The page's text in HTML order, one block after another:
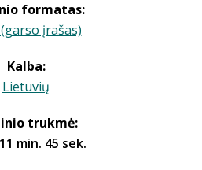
formatas:
įrašas)
Kalba:
Lietuvių
trukmė:
min. 45 sek.